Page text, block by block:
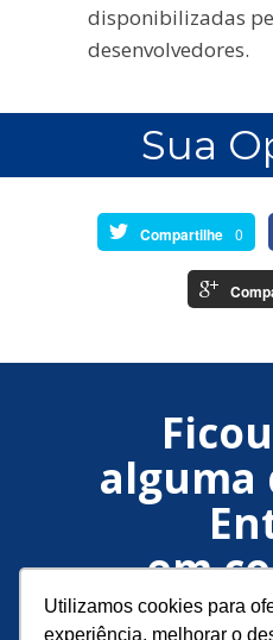
Utilizamos cookies para
experiência, melhorar o
disponibilizadas
desenvolvedores.
Sua
0
Compartilhe
alguma
em